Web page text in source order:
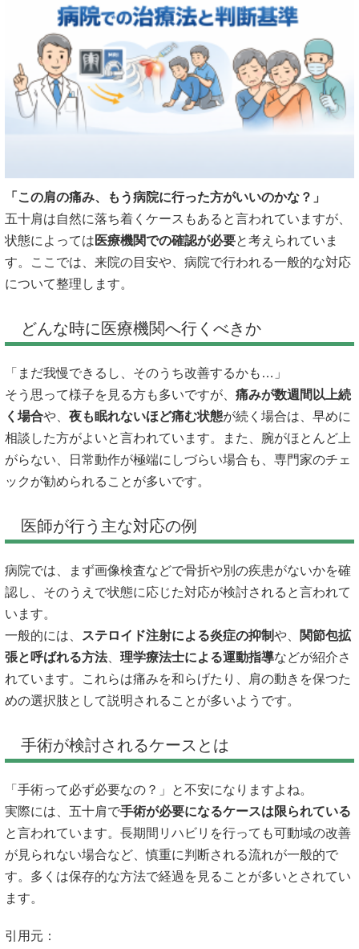
「この肩の痛み、もう病院に行った方がいいのかな？」
五十肩は自然に落ち着くケースもあると言われていますが、
状態によっては 医療機関での確認が必要と考えられていま
す。ここでは、来院の目安や、病院で行われる一般的な対応
について整理します。
どんな時に医療機関へ行くべきか
「まだ我慢できるし、そのうち改善するかも…」
そう思って様子を見る方も多いですが、 痛みが数週間以上続
く場合や、 夜も眠れないほど痛む状態が続く場合は、早めに
相談した方がよいと言われています。また、腕がほとんど上
がらない、日常動作が極端にしづらい場合も、専門家のチェ
ックが勧められることが多いです。
医師が行う主な対応の例
病院では、まず画像検査などで骨折や別の疾患がないかを確
認し、そのうえで状態に応じた対応が検討されると言われて
います。
一般的には、 ステロイド注射による炎症の抑制や、
関節包拡
張と呼ばれる方法、 理学療法士による運動指導などが紹介さ
れています。これらは痛みを和らげたり、肩の動きを保つた
めの選択肢として説明されることが多いようです。
手術が検討されるケースとは
「手術って必ず必要なの？」と不安になりますよね。
実際には、五十肩で手術が必要になるケースは限られている
と言われています。長期間リハビリを行っても可動域の改善
が見られない場合など、慎重に判断される流れが一般的で
す。多くは保存的な方法で経過を見ることが多いとされてい
ます。
引用元：